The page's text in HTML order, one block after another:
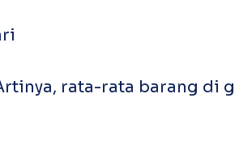
rata-rata barang di